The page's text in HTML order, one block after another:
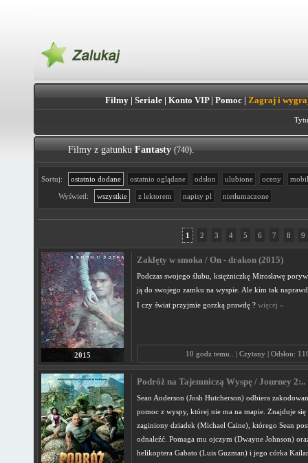
Filmy| Seriale| Konto VIP| Pomoc| Zagraj i
Filmy z gatunkuFantasty (740).
Sortuj: ostatnio dodane ostatnio oglądane odsłon ulubione oceny
Wyświetl: wszystkie z lektorem napisy pl nietłumaczone
1 2 3 4 5 6 7 8 9
2015
Zaklęty w smoka / On - drakon (2015)
Podczas swojego ślubu, księżniczkę Mirosławę
ją do swojego zamku na wyspie. Ale kim tak
I czy świat przyjmie gorzką prawdę ? więcej »
10 godz temu.. | Czytany | Odsłon:
Podróż na Tajemniczą Wyspę / Journey 2:..
Sean Anderson (Josh Hutcherson) odbiera
pomoc z wyspy, której nie ma na mapie. Znajduje się
zaginiony dziadek (Michael Caine), którego Sean
odnaleźć. Pomaga mu ojczym (Dwayne Johnson)
helikoptera Gabato (Luis Guzman) i jego córka